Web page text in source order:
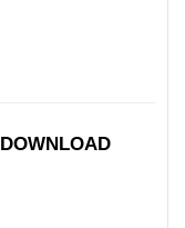
DOWNLOAD